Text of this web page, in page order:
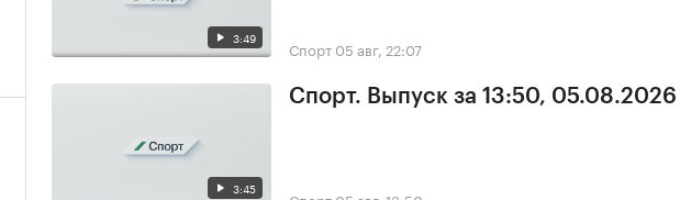
3:49 Спорт 05 авг, 22:07
3:45
Спорт. Выпуск за 13:50, 05.08.2026